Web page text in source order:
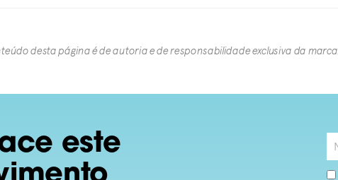
desta página é de autoria e de responsabilidade exclusiva da marca.​